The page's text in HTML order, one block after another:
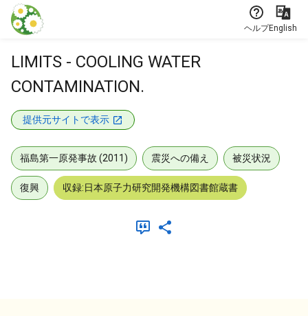
本文に飛ぶ
ヘルプEnglish
LIMITS - COOLING WATER
CONTAMINATION.
提供元サイトで表示
福島第一原発事故 (2011) 震災への備え 被災状況
復興 収録:日本原子力研究開発機構図書館蔵書